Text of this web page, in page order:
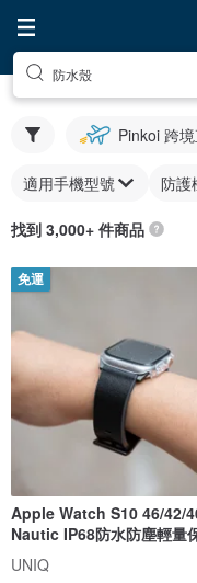
防水殼
Pinkoi 跨
適用手機型號 防護
找到 3,000+ 件商品
免運
Apple Watch S10 46/42/
Nautic IP68防水防塵輕量
殼
UNIQ